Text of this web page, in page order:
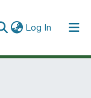
Log In (current)